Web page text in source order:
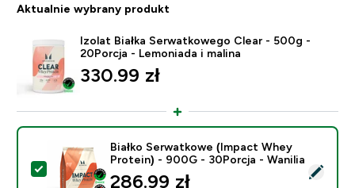
Aktualnie wybrany produkt
Izolat Białka Serwatkowego Clear - 500g -
20Porcja - Lemoniada i malina
330.99 zł‎
Wybierz ten produkt - Białko Serwatkowe (Impact
Białko Serwatkowe (Impact Whey
Protein) - 900G - 30Porcja - Wanilia
286.99 zł‎